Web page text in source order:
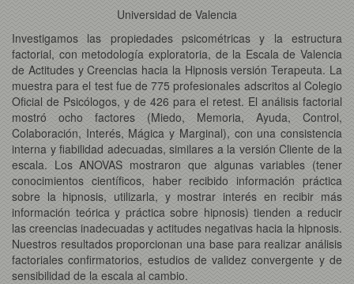
Universidad de Valencia
Investigamos las propiedades psicométricas y la estructura
factorial, con metodología exploratoria, de la Escala de Valencia
de Actitudes y Creencias hacia la Hipnosis versión Terapeuta. La
muestra para el test fue de 775 profesionales adscritos al Colegio
Oficial de Psicólogos, y de 426 para el retest. El análisis factorial
mostró ocho factores (Miedo, Memoria, Ayuda, Control,
Colaboración, Interés, Mágica y Marginal), con una consistencia
interna y fiabilidad adecuadas, similares a la versión Cliente de la
escala. Los ANOVAS mostraron que algunas variables (tener
conocimientos científicos, haber recibido información práctica
sobre la hipnosis, utilizarla, y mostrar interés en recibir más
información teórica y práctica sobre hipnosis) tienden a reducir
las creencias inadecuadas y actitudes negativas hacia la hipnosis.
Nuestros resultados proporcionan una base para realizar análisis
factoriales confirmatorios, estudios de validez convergente y de
sensibilidad de la escala al cambio.